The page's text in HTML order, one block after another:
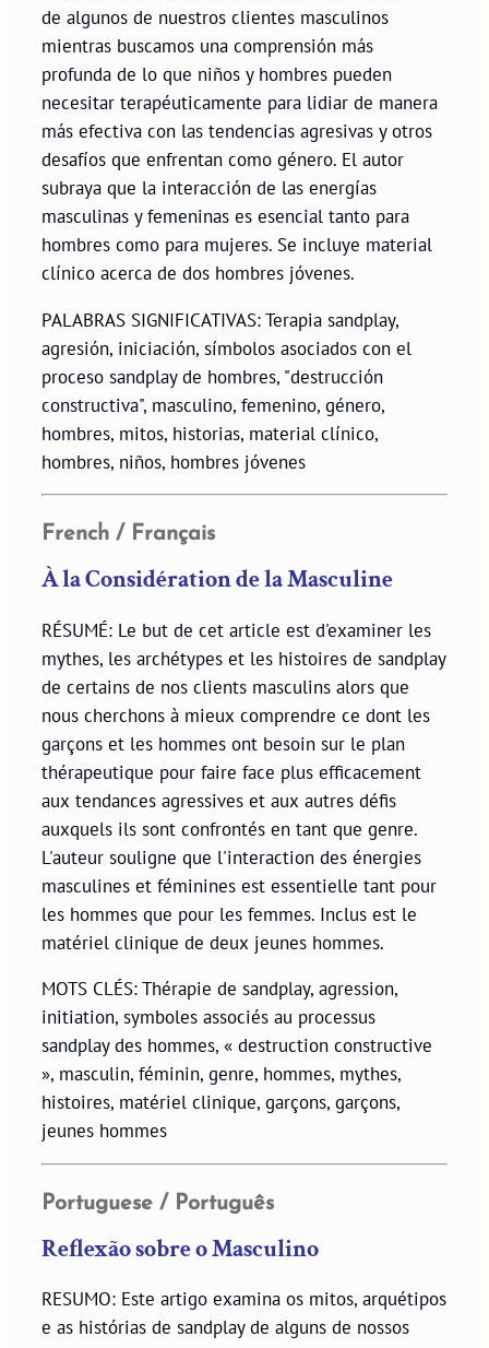
de algunos de nuestros clientes masculinos
mientras buscamos una comprensión más
profunda de lo que niños y hombres pueden
necesitar terapéuticamente para lidiar de manera
más efectiva con las tendencias agresivas y otros
desafíos que enfrentan como género. El autor
subraya que la interacción de las energías
masculinas y femeninas es esencial tanto para
hombres como para mujeres. Se incluye material
clínico acerca de dos hombres jóvenes.
PALABRAS SIGNIFICATIVAS: Terapia sandplay,
agresión, iniciación, símbolos asociados con el
proceso sandplay de hombres, "destrucción
constructiva", masculino, femenino, género,
hombres, mitos, historias, material clínico,
hombres, niños, hombres jóvenes
French / Français
À la Considération de la Masculine
RÉSUMÉ: Le but de cet article est d'examiner les
mythes, les archétypes et les histoires de sandplay
de certains de nos clients masculins alors que
nous cherchons à mieux comprendre ce dont les
garçons et les hommes ont besoin sur le plan
thérapeutique pour faire face plus efficacement
aux tendances agressives et aux autres défis
auxquels ils sont confrontés en tant que genre.
L'auteur souligne que l'interaction des énergies
masculines et féminines est essentielle tant pour
les hommes que pour les femmes. Inclus est le
matériel clinique de deux jeunes hommes.
MOTS CLÉS: Thérapie de sandplay, agression,
initiation, symboles associés au processus
sandplay des hommes, « destruction constructive
», masculin, féminin, genre, hommes, mythes,
histoires, matériel clinique, garçons, garçons,
jeunes hommes
Portuguese / Português
Reflexão sobre o Masculino
RESUMO: Este artigo examina os mitos, arquétipos
e as histórias de sandplay de alguns de nossos